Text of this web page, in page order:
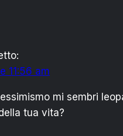
11:56 am
mi sembri
tua vita?